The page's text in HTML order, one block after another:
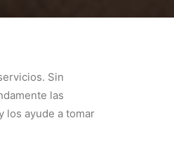
Sin
las
los ayude a tomar